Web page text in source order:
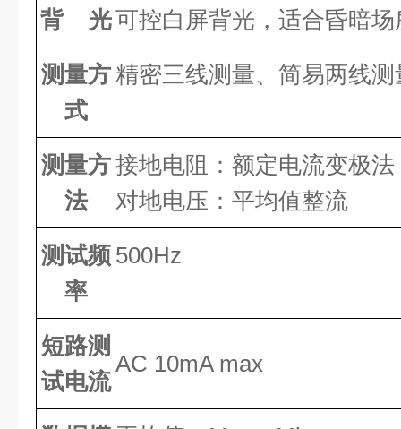
背 光可控白屏背光，适合昏暗场
测量方
式
精密三线测量、简易两线测
测量方
法
接地电阻：额定电流变极
对地电压：平均值整流
测试频
率
500Hz
短路测
试电流
AC 10mA max